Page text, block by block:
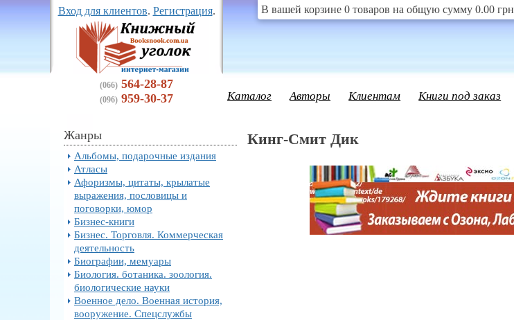
Вход для клиентов. Регистрация.
(066) 564-28-87
(096) 959-30-37
В вашей корзине 0 товаров на общую сумму 0.00 грн
Каталог Авторы Клиентам Книги под заказ
Жанры
Альбомы, подарочные издания
Атласы
Афоризмы, цитаты, крылатые
выражения, пословицы и
поговорки, юмор
Бизнес-книги
Бизнес. Торговля. Коммерческая
деятельность
Биографии, мемуары
Биология. ботаника. зоология.
биологические науки
Военное дело. Военная история,
вооружение. Спецслужбы
Кинг-Смит Дик